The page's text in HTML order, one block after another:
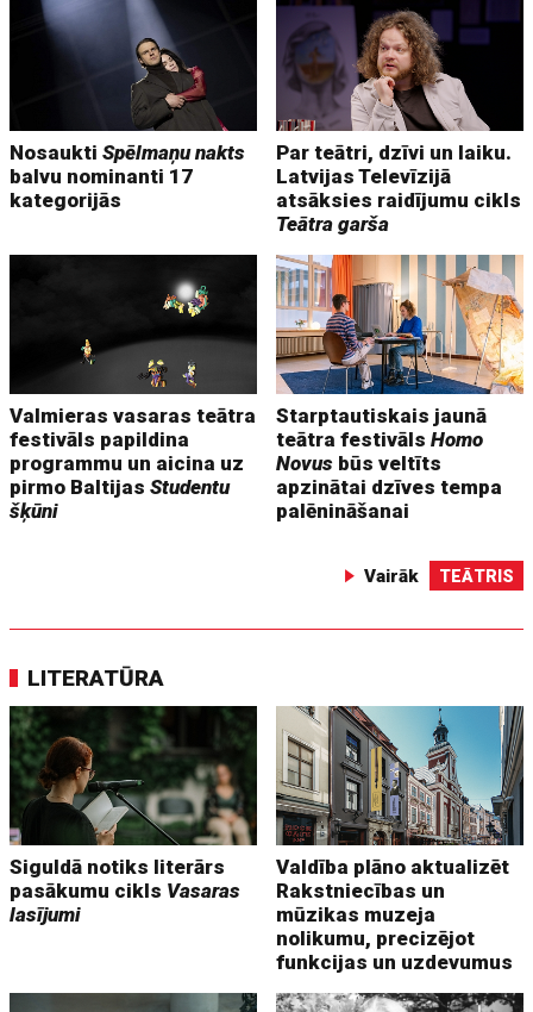
NosauktiSpēlmaņu nakts
balvu nominanti 17
kategorijās
Par teātri, dzīvi un laiku.
Latvijas Televīzijā
atsāksies raidījumu cikls
Teātra garša
Valmieras vasaras teātra
festivāls papildina
programmu un aicina uz
pirmo BaltijasStudentu
šķūni
Starptautiskais jaunā
teātra festivālsHomo
Novus būs veltīts
apzinātai dzīves tempa
palēnināšanai
Vairāk TEĀTRIS
LITERATŪRA
Siguldā notiks literārs
pasākumu cikls Vasaras
lasījumi
Valdība plāno aktualizēt
Rakstniecības un
mūzikas muzeja
nolikumu, precizējot
funkcijas un uzdevumus